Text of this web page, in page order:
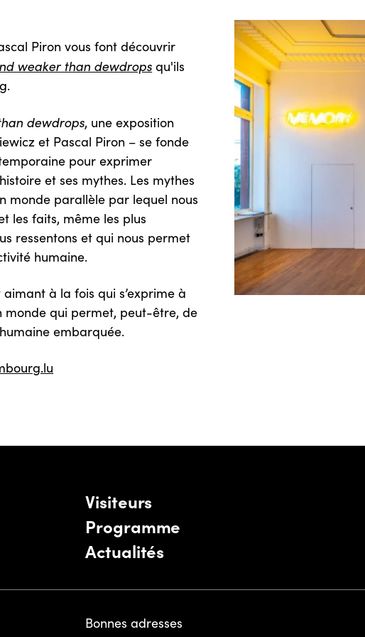
Piron vous font découvrir
weaker than dewdrops qu'ils
dewdrops, une exposition
et Pascal Piron – se fonde
pour exprimer
et ses mythes. Les mythes
monde parallèle par lequel nous
les faits, même les plus
ressentons et qui nous permet
humaine.
à la fois qui s’exprime à
monde qui permet, peut-être, de
embarquée.
Visiteurs
Programme
Actualités
Bonnes adresses